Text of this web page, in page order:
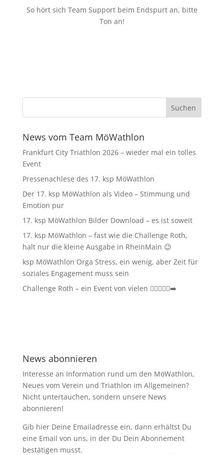
So hört sich Team Support beim Endspurt an, bitte
Ton an!
News vom Team MöWathlon
Frankfurt City Triathlon 2026 – wieder mal ein tolles
Event
Pressenachlese des 17. ksp MöWathlon
Der 17. ksp MöWathlon als Video – Stimmung und
Emotion pur
17. ksp MöWathlon Bilder Download – es ist soweit
17. ksp MöWathlon – fast wie die Challenge Roth,
halt nur die kleine Ausgabe in RheinMain 😉
ksp MöWathlon Orga Stress, ein wenig, aber Zeit für
soziales Engagement muss sein
Challenge Roth – ein Event von vielen 🏊‍♀️🚴‍♂️🏃‍➡️
News abonnieren
Interesse an Information rund um den MöWathlon,
Neues vom Verein und Triathlon im Allgemeinen?
Nicht untertauchen, sondern unsere News
abonnieren!
Gib hier Deine Emailadresse ein, dann erhältst Du
eine Email von uns, in der Du Dein Abonnement
bestätigen musst.